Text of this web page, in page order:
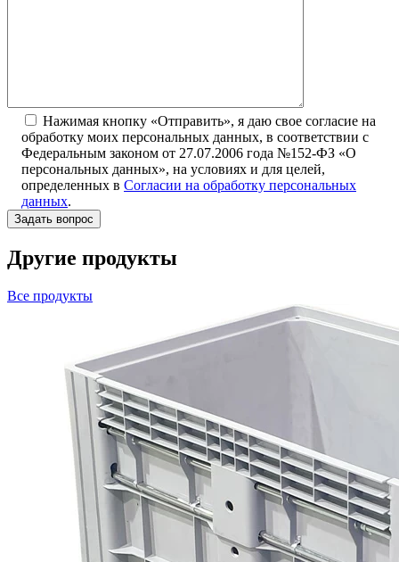
Нажимая кнопку «Отправить», я даю свое согласие на
обработку моих персональных данных, в соответствии с
Федеральным законом от 27.07.2006 года №152-ФЗ «О
персональных данных», на условиях и для целей,
определенных в Согласии на обработку персональных
данных.
Другие продукты
Все продукты